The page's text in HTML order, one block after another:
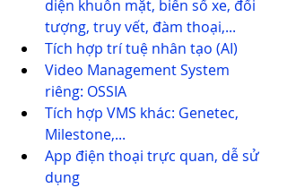
diện khuôn mặt, biển số xe, đối
tượng, truy vết, đàm thoại,...
Tích hợp trí tuệ nhân tạo (AI)
Video Management System
riêng: OSSIA
Tích hợp VMS khác: Genetec,
Milestone,...
App điện thoại trực quan, dễ sử
dụng